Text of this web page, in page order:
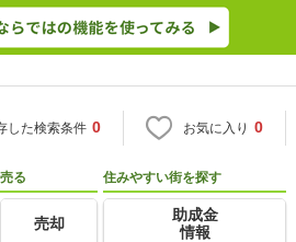
した検索条件 0 お気に入り 0
売る
売却
住みやすい街を探す
助成金
情報